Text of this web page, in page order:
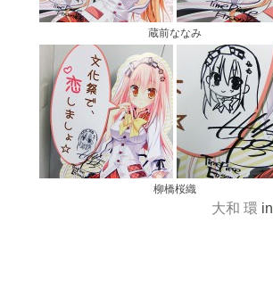
蔵前ななみ
柳橋桜織
大和 環 in